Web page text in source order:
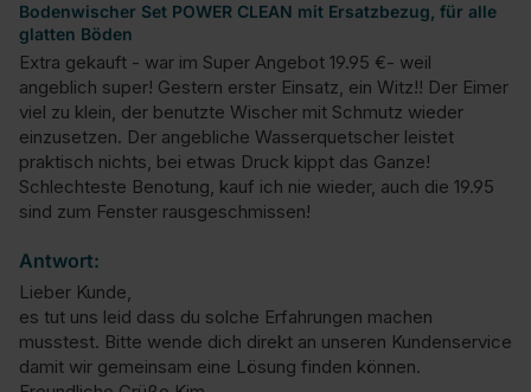
Bodenwischer Set POWER CLEAN mit Ersatzbezug, für alle
glatten Böden
Extra gekauft - war im Super Angebot 19.95 €- weil
angeblich super! Gestern erster Einsatz, ein Witz!! Der Eimer
viel zu klein, der benutzte Wischer mit Schmutz wieder
einzusetzen. Der angebliche Wasserquetscher leistet
praktisch nichts, bei etwas Druck kippt das Ganze!
Schlechteste Benotung, kauf ich nie wieder, auch die 19.95
sind zum Fenster rausgeschmissen!
Antwort:
Lieber Kunde,
es tut uns leid dass du solche Erfahrungen machen
musstest. Bitte wende dich direkt an unseren Kundenservice
damit wir gemeinsam eine Lösung finden können.